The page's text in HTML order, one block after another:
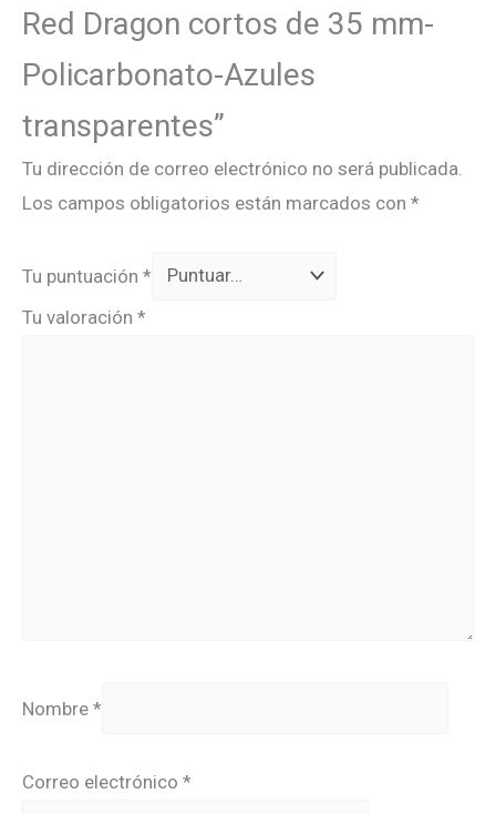
Red Dragon cortos de 35 mm-
Policarbonato-Azules
transparentes”
Tu dirección de correo electrónico no será publicada.
Los campos obligatorios están marcados con *
Tu puntuación *
Tu valoración *
Nombre *
Correo electrónico *